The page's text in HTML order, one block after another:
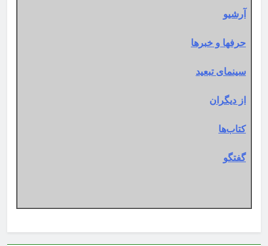
آرشیو
حرفها و خبرها
سینمای تبعید
از دیگران
کتاب‌ها
گفتگو